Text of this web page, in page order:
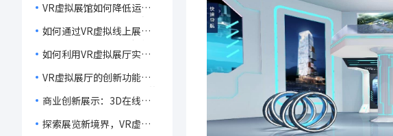
宠？
VR虚拟展馆如何降低运营
成本，提升展品宣传效率?
如何通过VR虚拟线上展厅
提升企业品牌形象与客户互
动体验？
如何利用VR虚拟展厅实现
VR虚拟展厅的创新功能与
新趋势！
商业创新展示：3D在线展
约与拓宽市场？
探索展览新境界，VR虚拟